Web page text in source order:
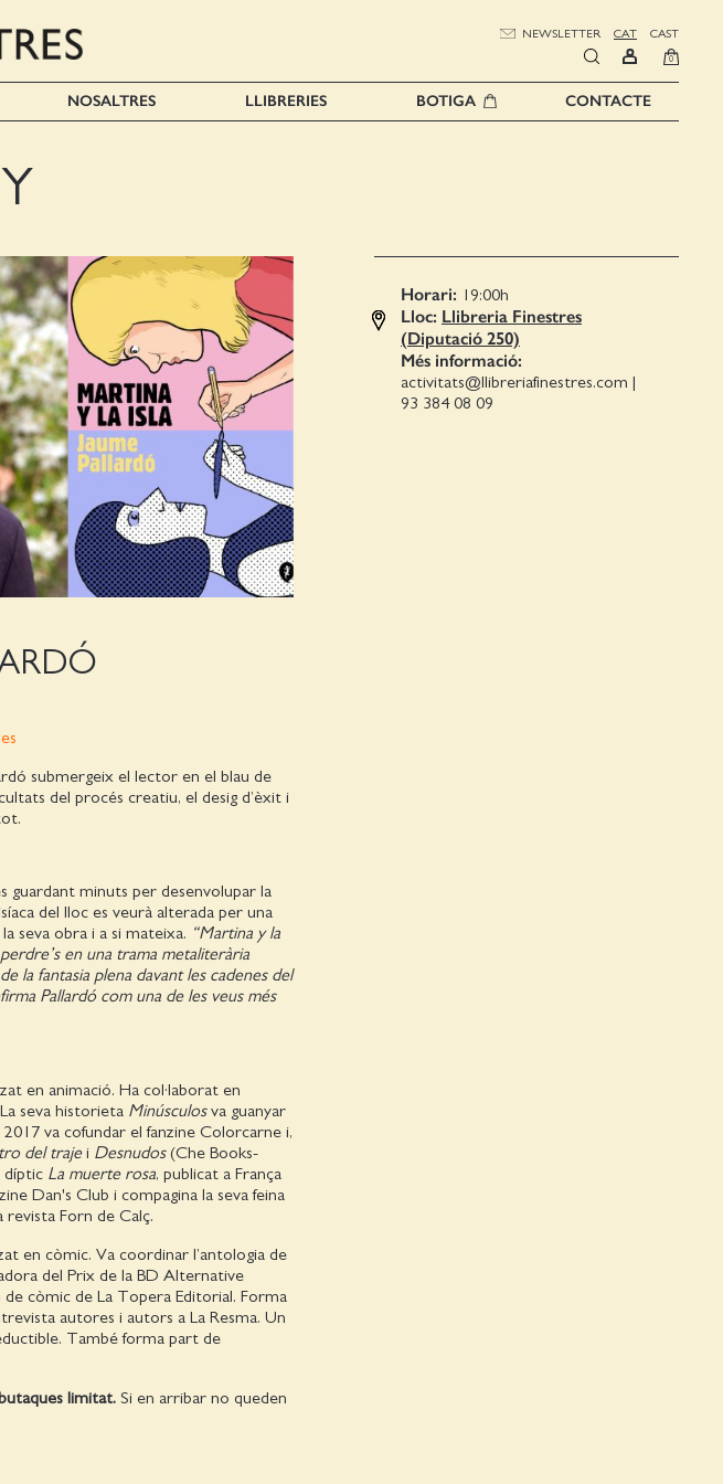
NEWSLETTER CAT CAST
0
NOSALTRES LLIBRERIES BOTIGA CONTACTE
submergeix el lector en el blau de
del procés creatiu, el desig d’èxit i
guardant minuts per desenvolupar la
del lloc es veurà alterada per una
seva obra i a si mateixa. “Martina y la
en una trama metaliterària
la fantasia plena davant les cadenes del
Pallardó com una de les veus més
en animació. Ha col·laborat en
seva historieta Minúsculosva guanyar
va cofundar el fanzine Colorcarne i,
del trajei Desnudos(Che Books-
díptic La muerte rosa, publicat a França
Dan's Club i compagina la seva feina
revista Forn de Calç.
en còmic. Va coordinar l’antologia de
del Prix de la BD Alternative
de còmic de La Topera Editorial. Forma
autores i autors a La Resma. Un
També forma part de
limitat.Si en arribar no queden
Horari: 19:00h
Lloc: Llibreria Finestres
(Diputació 250)
Més informació:
activitats@llibreriafinestres.com |
93 384 08 09